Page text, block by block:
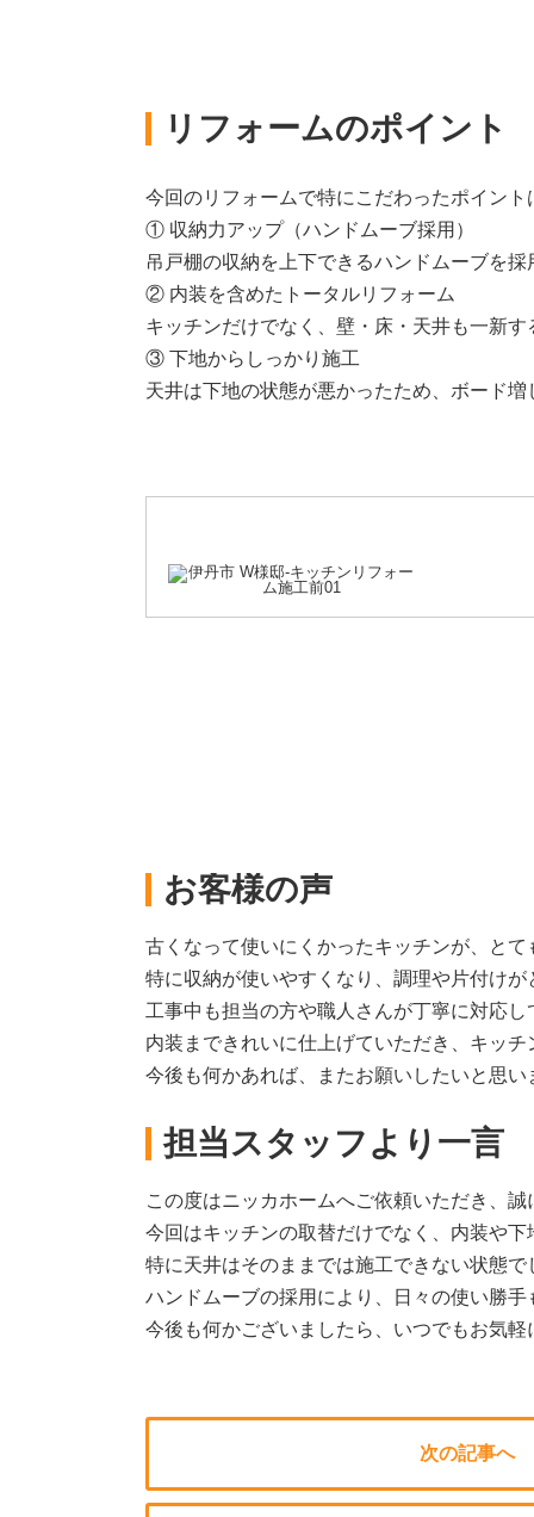
リフォームのポイント
今回のリフォームで特にこだわったポイント
① 収納力アップ（ハンドムーブ採用）
吊戸棚の収納を上下できるハンドムーブを
② 内装を含めたトータルリフォーム
キッチンだけでなく、壁・床・天井も一新
③ 下地からしっかり施工
天井は下地の状態が悪かったため、ボード
お客様の声
古くなって使いにくかったキッチンが、と
特に収納が使いやすくなり、調理や片付け
工事中も担当の方や職人さんが丁寧に対応
内装まできれいに仕上げていただき、キッ
今後も何かあれば、またお願いしたいと思
担当スタッフより一言
この度はニッカホームへご依頼いただき、
今回はキッチンの取替だけでなく、内装や
特に天井はそのままでは施工できない状態
ハンドムーブの採用により、日々の使い勝
今後も何かございましたら、いつでもお気軽
次の記事へ